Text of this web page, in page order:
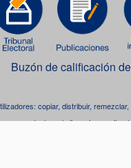
Buzón de calificación
copiar, distribuir,
Incluso, la licencia permite